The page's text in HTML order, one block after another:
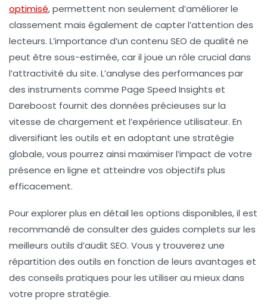
optimisé, permettent non seulement d’améliorer le
classement mais également de capter l’attention des
lecteurs. L’importance d’un contenu SEO de qualité ne
peut être sous-estimée, car il joue un rôle crucial dans
l’attractivité du site. L’analyse des performances par
des instruments comme Page Speed Insights et
Dareboost fournit des données précieuses sur la
vitesse de chargement et l’expérience utilisateur. En
diversifiant les outils et en adoptant une stratégie
globale, vous pourrez ainsi maximiser l’impact de votre
présence en ligne et atteindre vos objectifs plus
efficacement.
Pour explorer plus en détail les options disponibles, il est
recommandé de consulter des guides complets sur les
meilleurs outils d’audit SEO. Vous y trouverez une
répartition des outils en fonction de leurs avantages et
des conseils pratiques pour les utiliser au mieux dans
votre propre stratégie.